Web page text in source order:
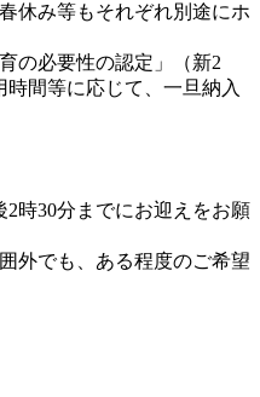
休み等もそれぞれ別途にホ
の必要性の認定」（新2
間等に応じて、一旦納入
時30分までにお迎えをお願
外でも、ある程度のご希望